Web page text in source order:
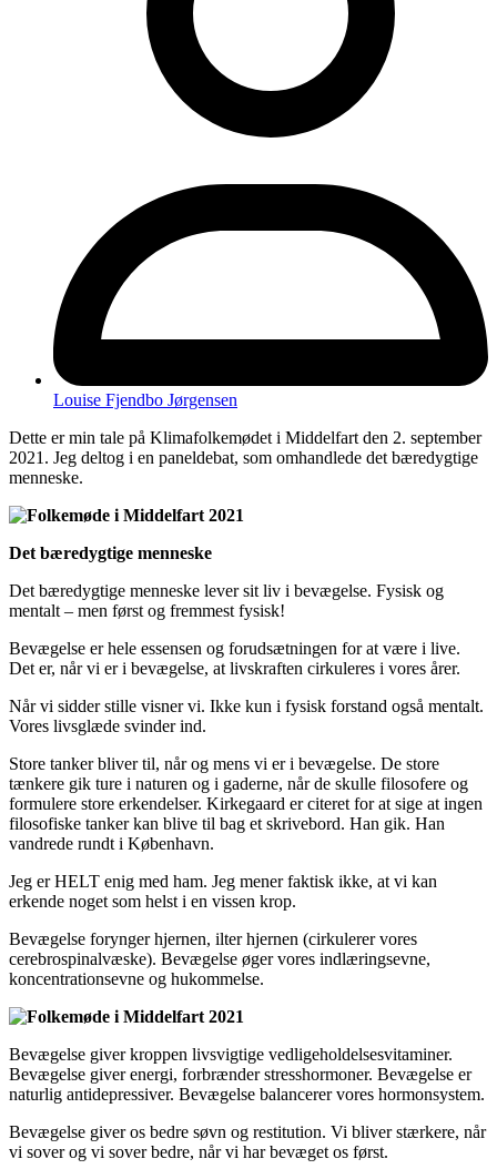
Louise Fjendbo Jørgensen
Dette er min tale på Klimafolkemødet i Middelfart den 2. september
2021. Jeg deltog i en paneldebat, som omhandlede det bæredygtige
menneske.
Det bæredygtige menneske
Det bæredygtige menneske lever sit liv i bevægelse. Fysisk og
mentalt – men først og fremmest fysisk!
Bevægelse er hele essensen og forudsætningen for at være i live.
Det er, når vi er i bevægelse, at livskraften cirkuleres i vores årer.
Når vi sidder stille visner vi. Ikke kun i fysisk forstand også mentalt.
Vores livsglæde svinder ind.
Store tanker bliver til, når og mens vi er i bevægelse. De store
tænkere gik ture i naturen og i gaderne, når de skulle filosofere og
formulere store erkendelser. Kirkegaard er citeret for at sige at ingen
filosofiske tanker kan blive til bag et skrivebord. Han gik. Han
vandrede rundt i København.
Jeg er HELT enig med ham. Jeg mener faktisk ikke, at vi kan
erkende noget som helst i en vissen krop.
Bevægelse forynger hjernen, ilter hjernen (cirkulerer vores
cerebrospinalvæske). Bevægelse øger vores indlæringsevne,
koncentrationsevne og hukommelse.
Bevægelse giver kroppen livsvigtige vedligeholdelsesvitaminer.
Bevægelse giver energi, forbrænder stresshormoner. Bevægelse er
naturlig antidepressiver. Bevægelse balancerer vores hormonsystem.
Bevægelse giver os bedre søvn og restitution. Vi bliver stærkere, når
vi sover og vi sover bedre, når vi har bevæget os først.